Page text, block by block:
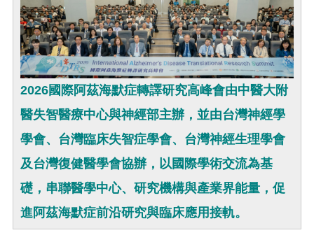
2026國際阿茲海默症轉譯研究高峰會由中醫大附
醫失智醫療中心與神經部主辦，並由台灣神經學
學會、台灣臨床失智症學會、台灣神經生理學會
及台灣復健醫學會協辦，以國際學術交流為基
礎，串聯醫學中心、研究機構與產業界能量，促
進阿茲海默症前沿研究與臨床應用接軌。